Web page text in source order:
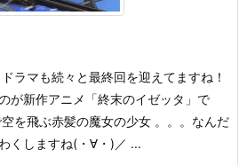
ラマも続々と最終回を迎えてますね！
が新作アニメ「終末のイゼッタ」で
を飛ぶ赤髪の魔女の少女 。。。なんだ
くしますね(・∀・)／ ...